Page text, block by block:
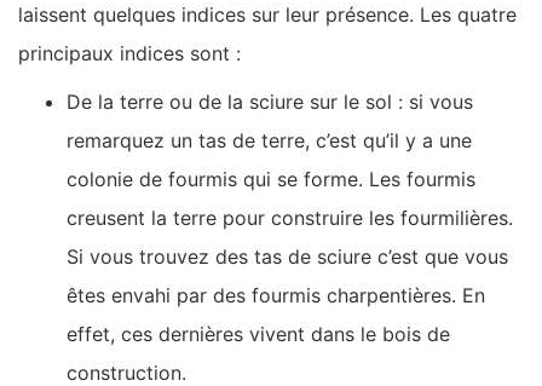
laissent quelques indices sur leur présence. Les quatre
principaux indices sont :
De la terre ou de la sciure sur le sol : si vous
remarquez un tas de terre, c’est qu’il y a une
colonie de fourmis qui se forme. Les fourmis
creusent la terre pour construire les fourmilières.
Si vous trouvez des tas de sciure c’est que vous
êtes envahi par des fourmis charpentières. En
effet, ces dernières vivent dans le bois de
construction.